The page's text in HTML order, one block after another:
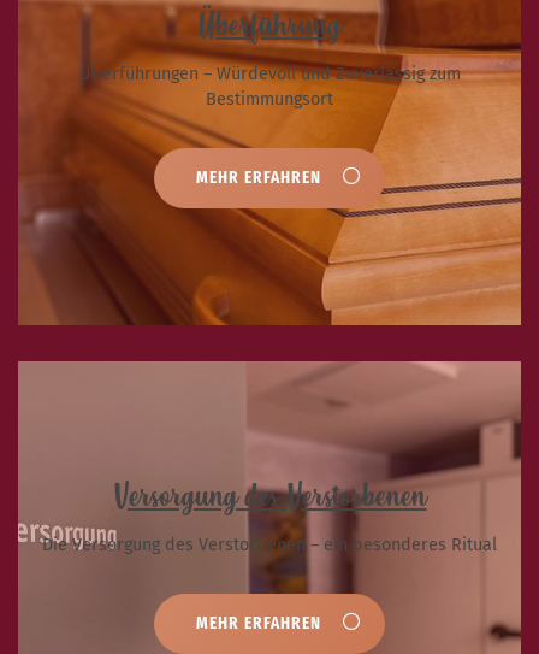
Überführung
Überführungen – Würdevoll und Zuverlässig zum
Bestimmungsort
MEHR ERFAHREN
Versorgung des Verstorbenen
Die Versorgung des Verstorbenen – ein besonderes Ritual
MEHR ERFAHREN